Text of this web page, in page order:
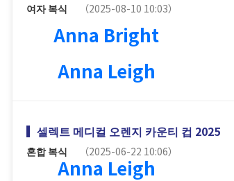
여자 복식 （2025-08-10 10:03）
Anna Bright
Anna Leigh
셀렉트 메디컬 오렌지 카운티 컵 2025
혼합 복식 （2025-06-22 10:06）
Anna Leigh